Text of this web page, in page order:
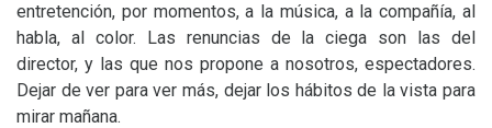
entretención, por momentos, a la música, a la compañía, al
habla, al color. Las renuncias de la ciega son las del
director, y las que nos propone a nosotros, espectadores.
Dejar de ver para ver más, dejar los hábitos de la vista para
mirar mañana.